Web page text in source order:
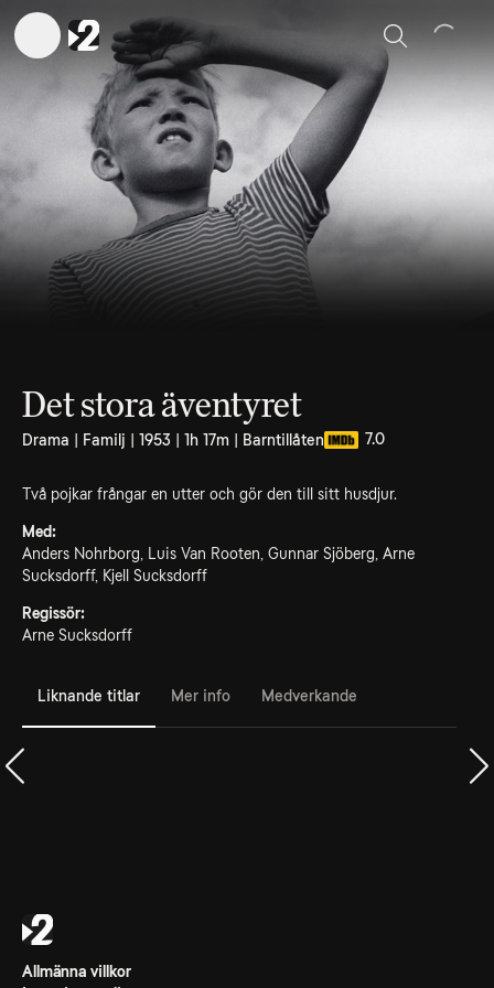
Sök
Det stora äventyret
Drama | Familj | 1953 | 1h 17m | Barntillåten 7.0
Två pojkar frångar en utter och gör den till sitt husdjur.
Med:
Anders Nohrborg, Luis Van Rooten, Gunnar Sjöberg, Arne
Sucksdorff, Kjell Sucksdorff
Regissör:
Arne Sucksdorff
Liknande titlar Mer info Medverkande
Allmänna villkor